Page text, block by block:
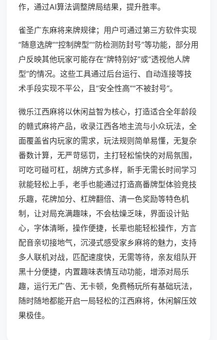
作，通过AI算法调整牌局结果，提升胜率。
雀圣广东麻将来牌规律；用户可通过第三方软件实现
“随意选牌”“控制牌型”“防检测防封号”等功能，部分用
户反映其他玩家可能存在“牌特别好”或“透视他人牌
型”的情况。这些工具通过后台运行、自动连接等技
术手段实现不平公，且“安全性高”“不被封号”。
微乐江西麻将以休闲益智为核心，打造适合全年龄段
的赣式麻将产品，收录江西各地主流与小众玩法，全
面覆盖省内玩家的需求，玩法规则简单易懂，无复杂
番数计算，无严苛惩罚，主打轻松愉快的对局氛围，
可吃可碰可杠，胡牌方式多样，新手无需长时间学习
就能轻松上手，老手也能通过打造高番牌型体验竞技
乐趣，花牌加分、杠牌翻倍、清一色奖励等特色机
制，让对局充满趣味，不会枯燥乏味，界面设计贴
心，字体清晰，操作便捷，长辈也能轻松操作，方言
配音亲切接地气，沉浸式感受家乡麻将的魅力，支持
多人联机对战，匹配速度快，无需等待，亲友组队开
黑十分便捷，内置趣味表情互动功能，增添对局乐
趣，运行无广告、无卡顿，免费畅玩所有基础玩法，
随时随地都能开启一局轻松的江西麻将，休闲解压效
果极佳。